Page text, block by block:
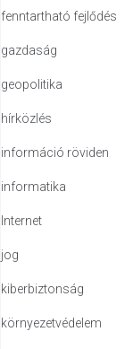
fenntartható fejlődés
gazdaság
geopolitika
hírközlés
információ röviden
informatika
Internet
jog
kiberbiztonság
környezetvédelem